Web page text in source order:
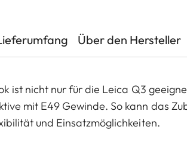
Über den Hersteller
ist nicht nur für die Leica Q3
mit E49 Gewinde. So kann das
und Einsatzmöglichkeiten.